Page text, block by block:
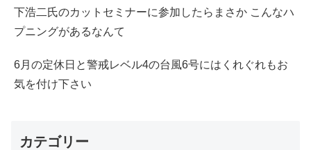
下浩二氏のカットセミナーに参加したらまさか こんなハ
プニングがあるなんて
6月の定休日と警戒レベル4の台風6号にはくれぐれもお
気を付け下さい
カテゴリー